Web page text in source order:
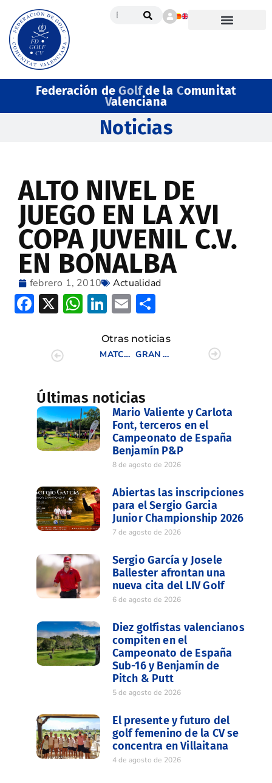
Federación deGolfde la Comunitat
Valenciana
Noticias
ALTO NIVEL DE
JUEGO EN LA XVI
COPA JUVENIL C.V.
EN BONALBA
febrero 1, 2010 Actualidad
Facebook
X WhatsApp
LinkedIn
Email
Otras noticias
MATCH MASCULINO DE LA C.V.
GRAN ÉXITO DE LA GALA DE CAMPEONES DE LA F.G.C.V.
Últimas noticias
Mario Valiente y Carlota
Font, terceros en el
Campeonato de España
Benjamín P&P
8 de agosto de 2026
Abiertas las inscripciones
para el Sergio Garcia
Junior Championship 2026
7 de agosto de 2026
Sergio García y Josele
Ballester afrontan una
nueva cita del LIV Golf
6 de agosto de 2026
Diez golfistas valencianos
compiten en el
Campeonato de España
Sub-16 y Benjamín de
Pitch & Putt
5 de agosto de 2026
El presente y futuro del
golf femenino de la CV se
concentra en Villaitana
4 de agosto de 2026